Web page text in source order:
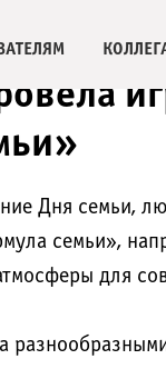
Дня семьи,
семьи»,
для